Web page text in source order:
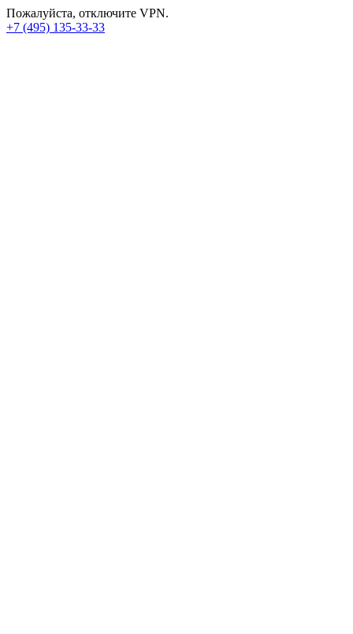
Пожалуйста, отключите VPN.
+7 (495) 135-33-33